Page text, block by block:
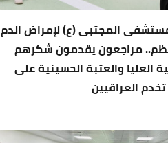
المجتبى (ع) لإمراض الدم
مراجعون يقدمون شكرهم
العليا والعتبة الحسينية على
العراقيين